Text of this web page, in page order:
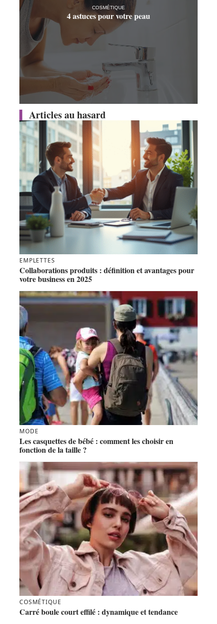
COSMÉTIQUE
4 astuces pour votre peau
Articles au hasard
EMPLETTES
Collaborations produits : définition et avantages pour
votre business en 2025
MODE
Les casquettes de bébé : comment les choisir en
fonction de la taille ?
COSMÉTIQUE
Carré boule court effilé : dynamique et tendance